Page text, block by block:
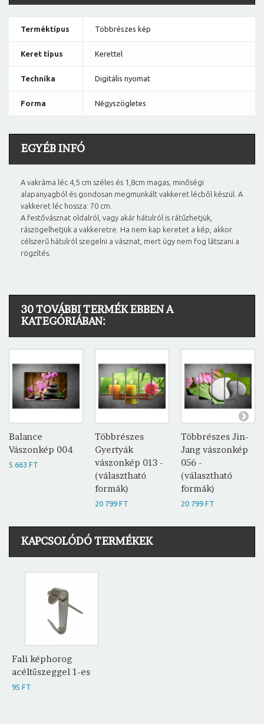
Terméktípus Többrészes kép
Keret típus Kerettel
Technika Digitális nyomat
Forma Négyszögletes
EGYÉB INFÓ
A vakráma léc 4,5 cm széles és 1,8cm magas, minőségi
alapanyagból és gondosan megmunkált vakkeret lécből készül. A
vakkeret léc hossza: 70 cm.
A festővásznat oldalról, vagy akár hátulról is rátűzhetjük,
rászögelhetjük a vakkeretre. Ha nem kap keretet a kép, akkor
célszerű hátulról szegelni a vásznat, mert úgy nem fog látszani a
rögzítés.
30 TOVÁBBI TERMÉK EBBEN A
KATEGÓRIÁBAN:
Balance
Vászonkép 004
5 663 FT
Többrészes
Gyertyák
vászonkép 013 -
(választható
formák)
20 799 FT
Többrészes Jin-
Jang vászonkép
056 -
(választható
formák)
20 799 FT
KAPCSOLÓDÓ TERMÉKEK
Fali képhorog
acéltűszeggel 1-es
95 FT